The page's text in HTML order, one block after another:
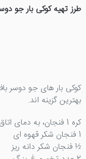
طرز تهیه کوکی بار جو
کوکی بار های جو دوسر
بهترین گزینه اند.
کره 1 فنجان، به دمای اتاق رسیده باشد
1 فنجان شکر قهوه ای
½ فنجان شکر دانه ریز